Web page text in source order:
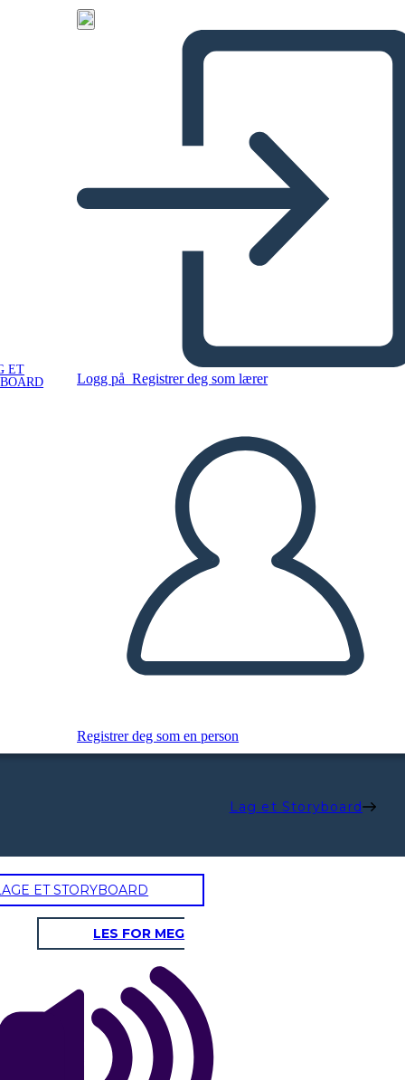
ET
Logg på Registrer deg som lærer
Registrer deg som en person
Lag et Storyboard
ET STORYBOARD
LES FOR MEG